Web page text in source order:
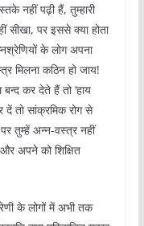
नहीं पढ़ी हैं, तुम्हारी
सीखा, पर इससे क्या होता
के लोग अपना
मिलना कठिन हो जाय!
कर देते हैं तो ‘हाय
दें तो सांक्रमिक रोग से
तुम्हें अन्न-वस्त्र नहीं
अपने को शिक्षित
के लोगों में अभी तक